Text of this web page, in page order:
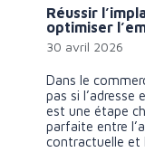
Réussir
optimiser
30 avril 2026
Dans le
pas si l’adresse
est une étape
parfaite entre
contractuelle et